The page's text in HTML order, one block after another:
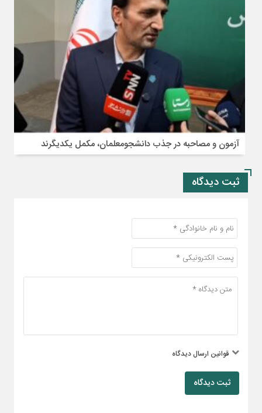
آزمون و مصاحبه در جذب دانشجومعلمان، مکمل یکدیگرند
ثبت دیدگاه
قوانین ارسال دیدگاه
ثبت دیدگاه